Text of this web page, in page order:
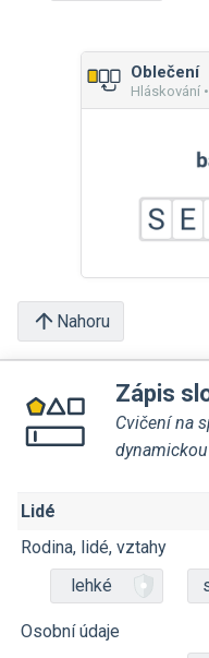
Oblečení
Hláskování
Nahoru
Zápis
Cvičení na
Lidé
Rodina, lidé, vztahy
lehké
Osobní údaje